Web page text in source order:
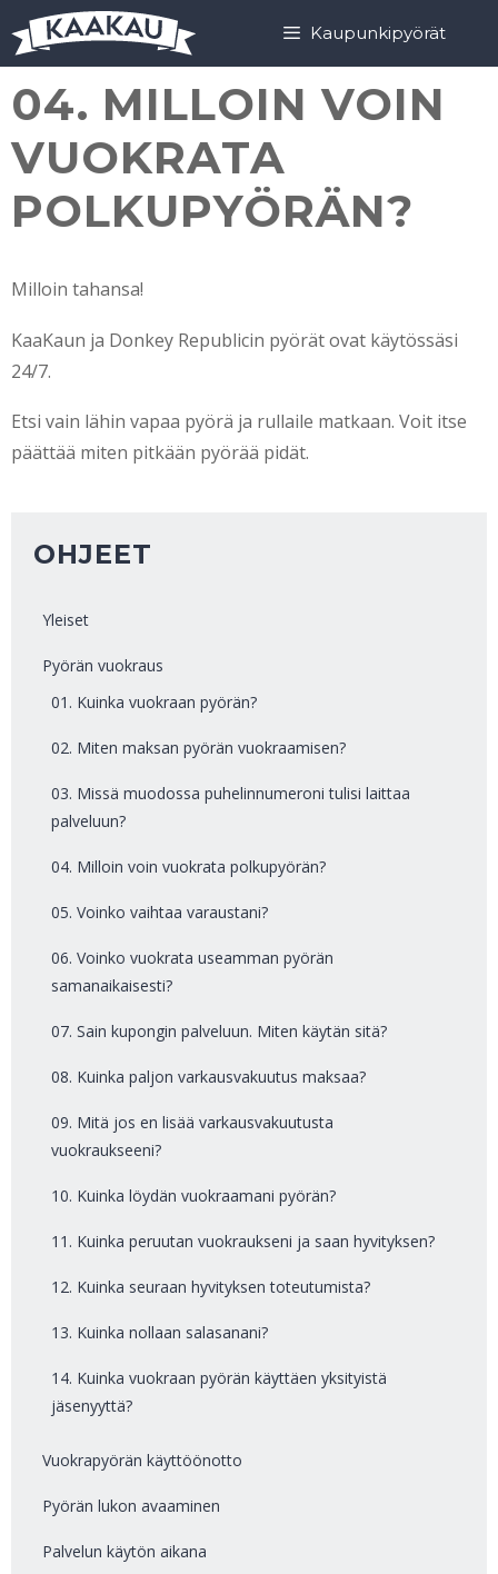
Siirry
sisältöön
Siirry
sisältöön
Kaupunkipyörät
04. MILLOIN VOIN
VUOKRATA
POLKUPYÖRÄN?
Milloin tahansa!
KaaKaun ja Donkey Republicin pyörät ovat käytössäsi
24/7.
Etsi vain lähin vapaa pyörä ja rullaile matkaan. Voit itse
päättää miten pitkään pyörää pidät.
OHJEET
Yleiset
Pyörän vuokraus
01. Kuinka vuokraan pyörän?
02. Miten maksan pyörän vuokraamisen?
03. Missä muodossa puhelinnumeroni tulisi laittaa
palveluun?
04. Milloin voin vuokrata polkupyörän?
05. Voinko vaihtaa varaustani?
06. Voinko vuokrata useamman pyörän
samanaikaisesti?
07. Sain kupongin palveluun. Miten käytän sitä?
08. Kuinka paljon varkausvakuutus maksaa?
09. Mitä jos en lisää varkausvakuutusta
vuokraukseeni?
10. Kuinka löydän vuokraamani pyörän?
11. Kuinka peruutan vuokraukseni ja saan hyvityksen?
12. Kuinka seuraan hyvityksen toteutumista?
13. Kuinka nollaan salasanani?
14. Kuinka vuokraan pyörän käyttäen yksityistä
jäsenyyttä?
Vuokrapyörän käyttöönotto
Pyörän lukon avaaminen
Palvelun käytön aikana